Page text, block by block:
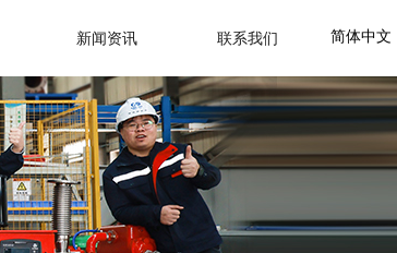
新闻资讯 联系我们 简体中文